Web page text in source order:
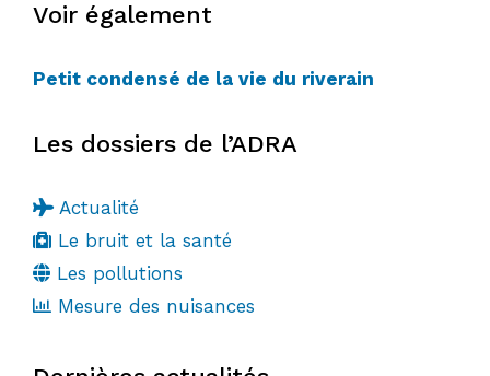
Voir également
Petit condensé de la vie du riverain
Les dossiers de l’ADRA
Actualité
Le bruit et la santé
Les pollutions
Mesure des nuisances